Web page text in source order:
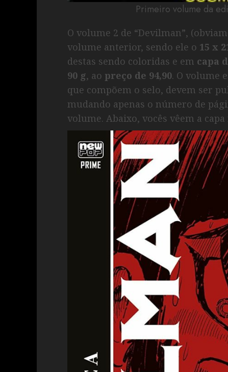
Primeiro volume da
O volume 2 de “Devilman”,
volume anterior, sendo ele o 15 x
destas sendo coloridas e em capa
90 g, ao preço de 94,90. O volume
que compõem o selo, devem ser
mudando apenas o número de
volume. Abaixo, vocês vêem a